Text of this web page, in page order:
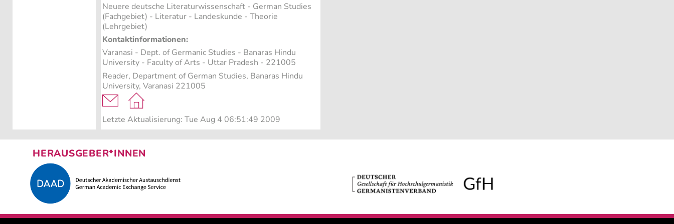
Neuere deutsche Literaturwissenschaft - German Studies
(Fachgebiet) - Literatur - Landeskunde - Theorie
(Lehrgebiet)
Kontaktinformationen:
Varanasi - Dept. of Germanic Studies - Banaras Hindu
University - Faculty of Arts - Uttar Pradesh - 221005
Reader, Department of German Studies, Banaras Hindu
University, Varanasi 221005
Letzte Aktualisierung: Tue Aug 4 06:51:49 2009
HERAUSGEBER*INNEN